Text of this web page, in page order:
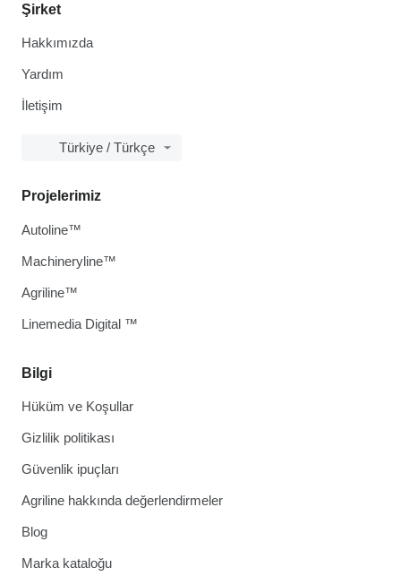
Şirket
Hakkımızda
Yardım
İletişim
Türkiye / Türkçe
Bilgi
Hüküm ve Koşullar
Gizlilik politikası
Güvenlik ipuçları
Agriline hakkında değerlendirmeler
Blog
Marka kataloğu
Projelerimiz
Autoline™
Machineryline™
Agriline™
Linemedia Digital ™